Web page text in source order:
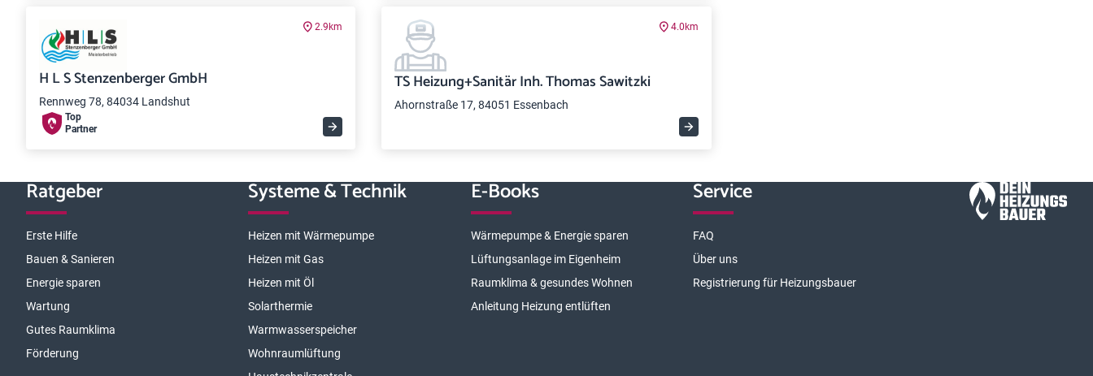
2.9km
H L S Stenzenberger GmbH
Rennweg 78, 84034 Landshut
Top
Partner
4.0km
TS Heizung+Sanitär Inh. Thomas Sawitzki
Ahornstraße 17, 84051 Essenbach
Ratgeber
Erste Hilfe
Bauen & Sanieren
Energie sparen
Wartung
Gutes Raumklima
Förderung
Systeme & Technik
Heizen mit Wärmepumpe
Heizen mit Gas
Heizen mit Öl
Solarthermie
Warmwasserspeicher
Wohnraumlüftung
E-Books
Wärmepumpe & Energie sparen
Lüftungsanlage im Eigenheim
Raumklima & gesundes Wohnen
Anleitung Heizung entlüften
Service
FAQ
Über uns
Registrierung für Heizungsbauer